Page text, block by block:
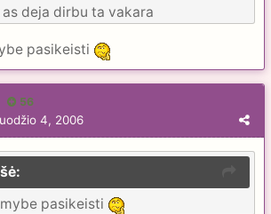
deja dirbu ta vakara
pasikeisti
56
4, 2006
pasikeisti